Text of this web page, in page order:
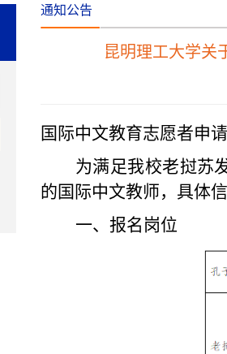
通知公告
昆明理工大学关
国际中文教育志愿者申请
为满足我校老挝苏
的国际中文教师，具体
一、报名岗位